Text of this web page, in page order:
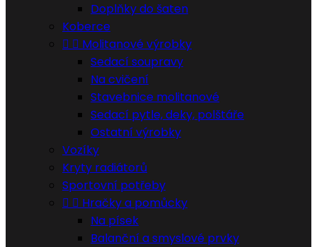
Doplňky do šaten
Koberce
  Molitanové výrobky
Sedací soupravy
Na cvičení
Stavebnice molitanové
Sedací pytle, deky, polštáře
Ostatní výrobky
Vozíky
Kryty radiátorů
Sportovní potřeby
  Hračky a pomůcky
Na písek
Balanční a smyslové prvky